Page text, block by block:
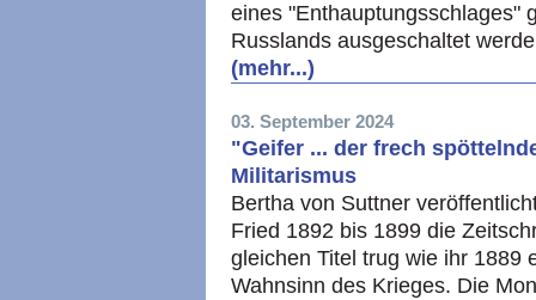
eines "Enthauptungsschlages"
Russlands ausgeschaltet
(mehr...)
03. September 2024
"Geifer ... der frech
Militarismus
Bertha von Suttner
Fried 1892 bis 1899 die
gleichen Titel trug wie ihr 1889
Wahnsinn des Krieges. Die